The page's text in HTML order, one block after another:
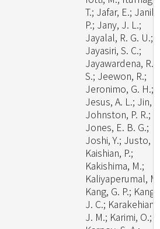
T.; Jafar, E.; Janik,
P.; Jany, J. L.;
Jayalal, R. G. U.;
Jayasiri, S. C.;
Jayawardena, R.
S.; Jeewon, R.;
Jeronimo, G. H.;
Jesus, A. L.; Jin,
Johnston, P. R.;
Jones, E. B. G.;
Joshi, Y.; Justo,
Kaishian, P.;
Kakishima, M.;
Kaliyaperumal,
Kang, G. P.; Kang,
J. C.; Karakehian,
J. M.; Karimi, O.;